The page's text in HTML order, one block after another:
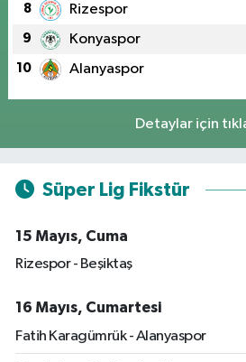
8 Rizespor
9 Konyaspor
10 Alanyaspor
Detaylar için
Süper Lig Fikstür
15 Mayıs, Cuma
Rizespor - Beşiktaş
16 Mayıs, Cumartesi
Fatih Karagümrük - Alanyaspor